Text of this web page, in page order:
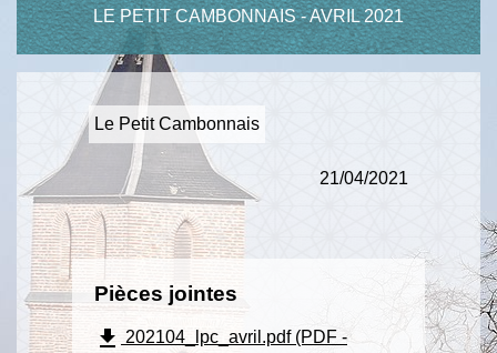
LE PETIT CAMBONNAIS - AVRIL 2021
Le Petit Cambonnais
21/04/2021
Pièces jointes
file_download 202104_lpc_avril.pdf (PDF -